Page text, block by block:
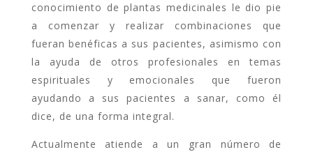
conocimiento de plantas medicinales le dio pie
a comenzar y realizar combinaciones que
fueran benéficas a sus pacientes, asimismo con
la ayuda de otros profesionales en temas
espirituales y emocionales que fueron
ayudando a sus pacientes a sanar, como él
dice, de una forma integral.
Actualmente atiende a un gran número de